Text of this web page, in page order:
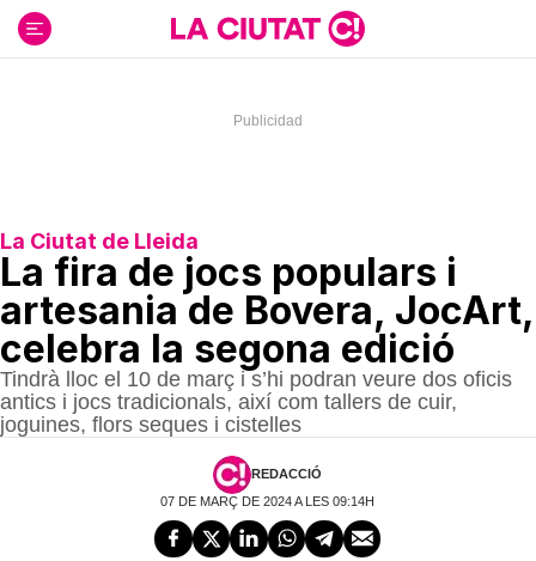
contenido
La Ciutat de Lleida
La fira de jocs populars i
artesania de Bovera, JocArt,
celebra la segona edició
Tindrà lloc el 10 de març i s’hi podran veure dos oficis
antics i jocs tradicionals, així com tallers de cuir,
joguines, flors seques i cistelles
REDACCIÓ
07 DE MARÇ DE 2024 A LES 09:14H